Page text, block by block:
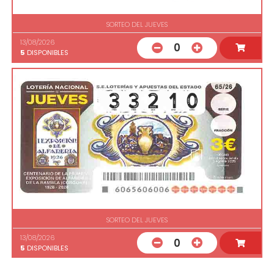
SORTEO DEL JUEVES
13/08/2026
5 DISPONIBLES 0
SORTEO DEL JUEVES
13/08/2026
5 DISPONIBLES 0